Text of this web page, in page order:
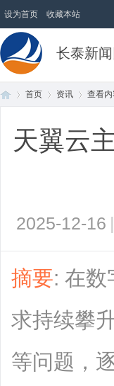
设为首页 收藏本站
长泰新闻
首页
›
资讯 查看
天翼云
2025-12-16 |
摘要: 在数
求持续攀
等问题，